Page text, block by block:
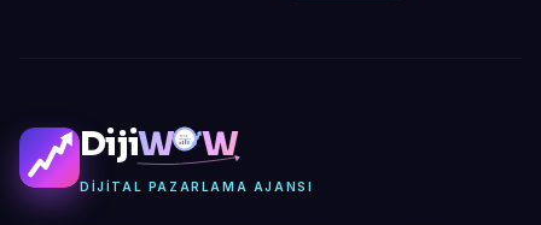
DijiW W
DIJITAL PAZARLAMA AJANSI